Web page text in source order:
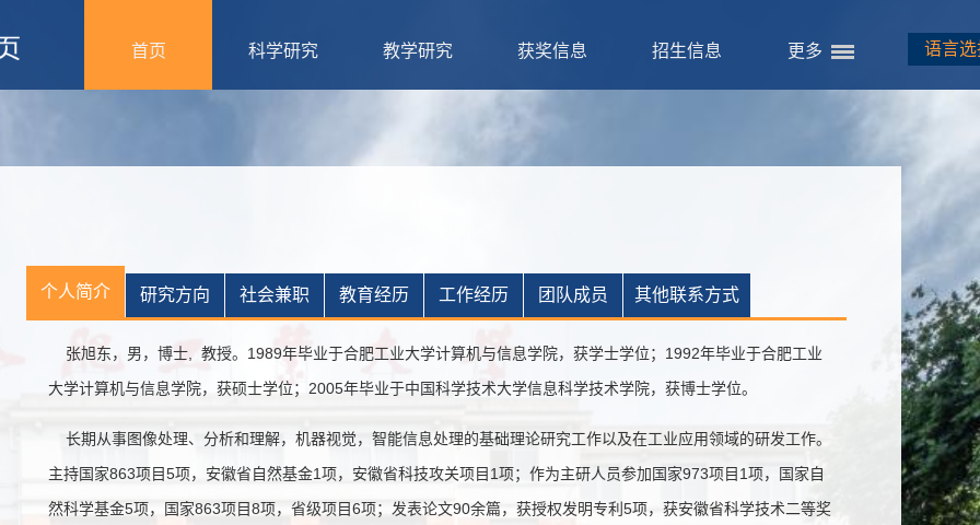
语言选
首页 科学研究 教学研究 获奖信息 招生信息 更多
个人简介 研究方向 社会兼职 教育经历 工作经历 团队成员 其他联系方式
张旭东，男，博士, 教授。1989年毕业于合肥工业大学计算机与信息学院，获学士学位；1992年毕业于合肥工业
大学计算机与信息学院，获硕士学位；2005年毕业于中国科学技术大学信息科学技术学院，获博士学位。
长期从事图像处理、分析和理解，机器视觉，智能信息处理的基础理论研究工作以及在工业应用领域的研发工作。
主持国家863项目5项，安徽省自然基金1项，安徽省科技攻关项目1项；作为主研人员参加国家973项目1项，国家自
然科学基金5项，国家863项目8项，省级项目6项；发表论文90余篇，获授权发明专利5项，获安徽省科学技术二等奖